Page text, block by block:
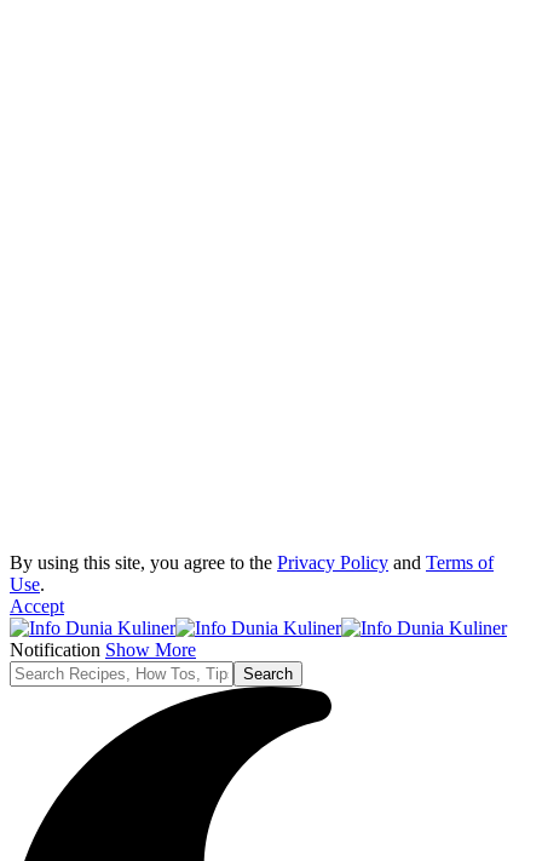
By using this site, you agree to the Privacy Policy and Terms of
Use.
Accept
Notification Show More